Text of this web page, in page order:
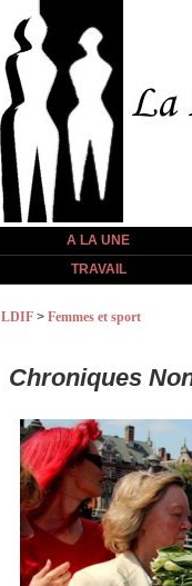
A LA UNE
TRAVAIL
LDIF > Femmes et sport
Chroniques